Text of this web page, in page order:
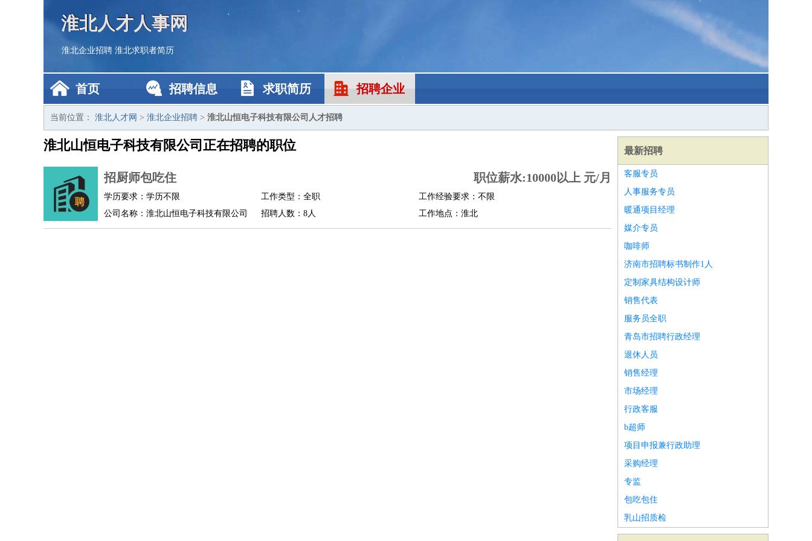
淮北人才人事网
淮北企业招聘 淮北求职者简历
首页 招聘信息 求职简历 招聘企业
当前位置： 淮北人才网 > 淮北企业招聘 > 淮北山恒电子科技有限公司人才招聘
淮北山恒电子科技有限公司正在招聘的职位
招厨师包吃住 职位薪水:10000以上 元/月
学历要求：学历不限 工作类型：全职
工作经验要求：不限
公司名称：淮北山恒电子科技有限公司
招聘人数：8人 工作地点：淮北
最新招聘
客服专员
人事服务专员
暖通项目经理
媒介专员
咖啡师
济南市招聘标书制作1人
定制家具结构设计师
销售代表
服务员全职
青岛市招聘行政经理
退休人员
销售经理
市场经理
行政客服
b超师
项目申报兼行政助理
采购经理
专监
包吃包住
乳山招质检